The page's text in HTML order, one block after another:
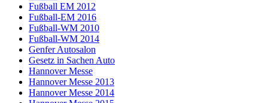
Fußball EM 2012
Fußball-EM 2016
Fußball-WM 2010
Fußball-WM 2014
Genfer Autosalon
Gesetz in Sachen Auto
Hannover Messe
Hannover Messe 2013
Hannover Messe 2014